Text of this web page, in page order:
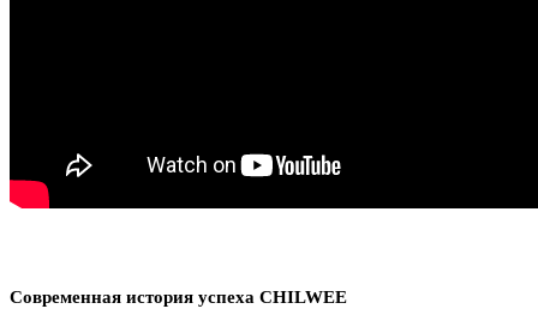
Современная история успеха CHILWEE